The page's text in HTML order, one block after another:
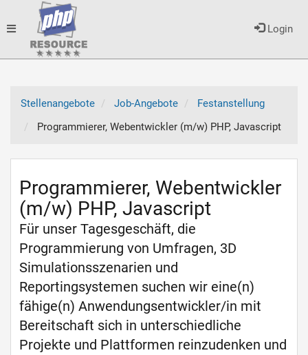
Login
Toggle
Stellenangebote
Job-Angebote
Festanstellung
Programmierer, Webentwickler (m/w) PHP, Javascript
Programmierer, Webentwickler
(m/w) PHP, Javascript
Für unser Tagesgeschäft, die
Programmierung von Umfragen, 3D
Simulationsszenarien und
Reportingsystemen suchen wir eine(n)
fähige(n) Anwendungsentwickler/in mit
Bereitschaft sich in unterschiedliche
Projekte und Plattformen reinzudenken und